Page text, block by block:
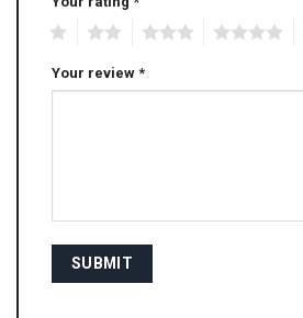
Your review *